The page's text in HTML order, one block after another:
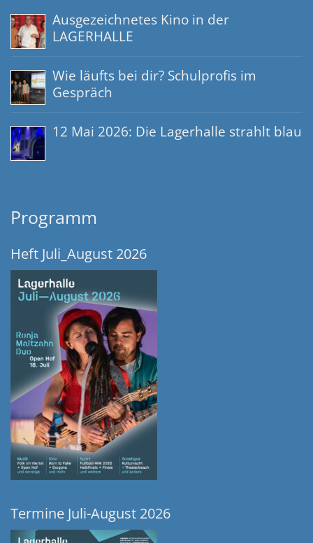
Ausgezeichnetes Kino in der
LAGERHALLE
Wie läufts bei dir? Schulprofis im
Gespräch
12 Mai 2026: Die Lagerhalle strahlt blau
Programm
Heft Juli_August 2026
Termine Juli-August 2026